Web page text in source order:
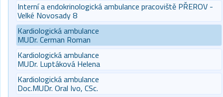
Interní a endokrinologická ambulance pracoviště PŘEROV -
Velké Novosady 8
Kardiologická ambulance
MUDr. Cerman Roman
Kardiologická ambulance
MUDr. Luptáková Helena
Kardiologická ambulance
Doc.MUDr. Oral Ivo, CSc.